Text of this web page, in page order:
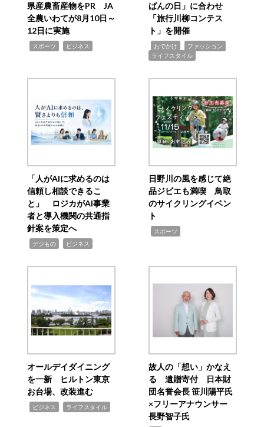
県産農畜産物をPR JA
全農いわてが8月10日～
12日に実施
スポーツ ビジネス
ばんの日」に合わせ
「旅行川柳コンテス
ト」を開催
おでかけ ファッション
ライフスタイル
「人がAIに求めるのは
信頼し相談できるこ
と」 ロジカがAI事業
者と導入機関の共通指
針案を策定へ
デジもの ビジネス
日野川の風を感じて絶
品ジビエも満喫 鳥取
のサイクリングイベン
ト
スポーツ
オールデイダイニング
を一新 ヒルトン東京
お台場、改装進む
ビジネス ライフスタイル
故人の「想い」かなえ
る 遺贈寄付 日本財
団名誉会長 笹川陽平氏
×フリーアナウンサー
長野智子氏